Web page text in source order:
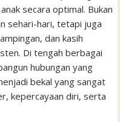
secara optimal. Bukan
sehari-hari, tetapi juga
dan kasih
Di tengah berbagai
hubungan yang
bekal yang sangat
kepercayaan diri, serta